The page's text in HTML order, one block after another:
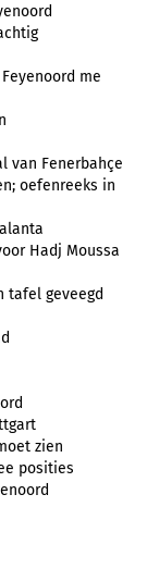
me
van Fenerbahçe
oefenreeks in
Hadj Moussa
tafel geveegd
zien
posities